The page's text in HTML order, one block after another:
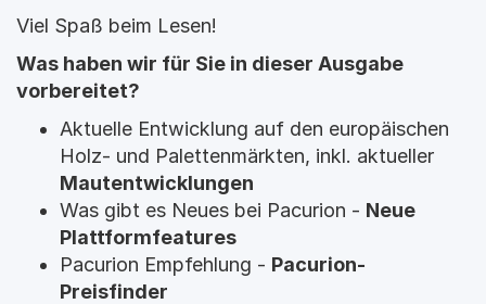
Viel Spaß beim Lesen!
Was haben wir für Sie in dieser Ausgabe
vorbereitet?
Aktuelle Entwicklung auf den europäischen
Holz- und Palettenmärkten, inkl. aktueller
Mautentwicklungen
Was gibt es Neues bei Pacurion - Neue
Plattformfeatures
Pacurion Empfehlung - Pacurion-
Preisfinder